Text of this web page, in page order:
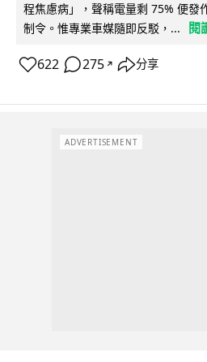
程焦慮病」，聲稱電量剩 75% 便發
制令。惟專業車媒隨即反駁，...
閱
622 275 ↗ 分享
ADVERTISEMENT